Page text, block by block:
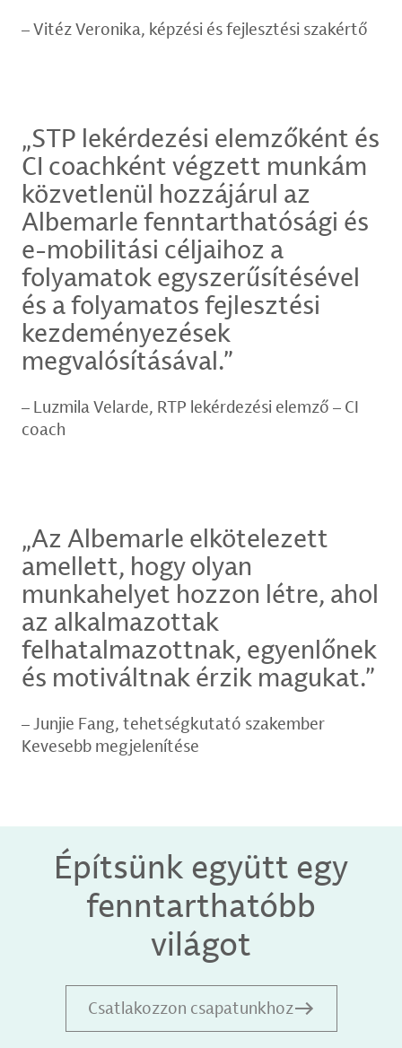
Vitéz Veronika, képzési és fejlesztési szakértő
„STP lekérdezési elemzőként és
CI coachként végzett munkám
közvetlenül hozzájárul az
Albemarle fenntarthatósági és
e-mobilitási céljaihoz a
folyamatok egyszerűsítésével
és a folyamatos fejlesztési
kezdeményezések
megvalósításával.”
Luzmila Velarde, RTP lekérdezési elemző – CI
coach
„Az Albemarle elkötelezett
amellett, hogy olyan
munkahelyet hozzon létre, ahol
az alkalmazottak
felhatalmazottnak, egyenlőnek
és motiváltnak érzik magukat.”
Junjie Fang, tehetségkutató szakember
Kevesebb megjelenítése
Építsünk együtt egy
fenntarthatóbb
világot
Csatlakozzon csapatunkhoz